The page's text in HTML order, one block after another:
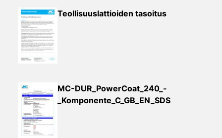
Teollisuuslattioiden tasoitus
MC-DUR_PowerCoat_240_-
_Komponente_C_GB_EN_SDS